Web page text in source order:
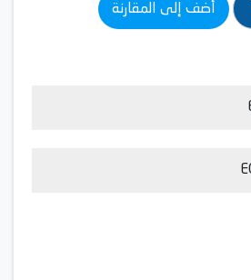
أضف إلى المقارنة